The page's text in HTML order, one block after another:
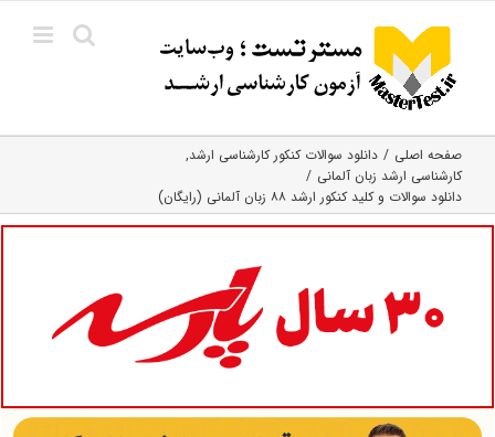
content
صفحه اصلی
دانلود سوالات کنکور کارشناسی ارشد
کارشناسی ارشد زبان آلمانی
دانلود سوالات و کلید کنکور ارشد ۸۸ زبان آلمانی (رایگان)